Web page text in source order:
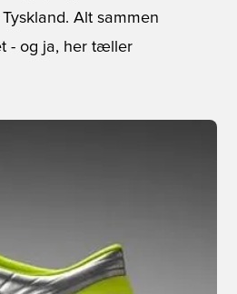
Alt sammen
- og ja, her tæller